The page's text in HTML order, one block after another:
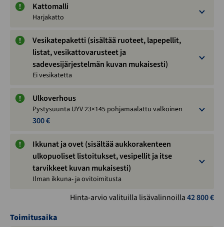
Kattomalli
Harjakatto
Vesikatepaketti (sisältää ruoteet, lapepellit,
listat, vesikattovarusteet ja
sadevesijärjestelmän kuvan mukaisesti)
Ei vesikatetta
Ulkoverhous
Pystysuunta UYV 23×145 pohjamaalattu valkoinen
300 €
Ikkunat ja ovet (sisältää aukkorakenteen
ulkopuoliset listoitukset, vesipellit ja itse
tarvikkeet kuvan mukaisesti)
Ilman ikkuna- ja ovitoimitusta
Hinta-arvio valituilla lisävalinnoilla42 800€
Toimitusaika